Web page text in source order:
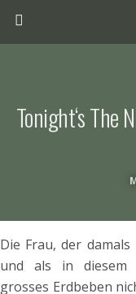
Tonight‘s
Die Frau, der
und als in diesem
grosses Erdbeben